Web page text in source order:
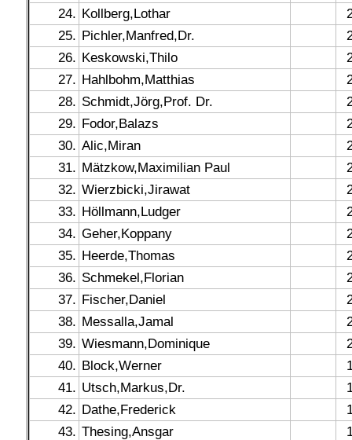
24. Kollberg,Lothar
25. Pichler,Manfred,Dr.
26. Keskowski,Thilo
27. Hahlbohm,Matthias
28. Schmidt,Jörg,Prof. Dr.
29. Fodor,Balazs
30. Alic,Miran
31. Mätzkow,Maximilian Paul
32. Wierzbicki,Jirawat
33. Höllmann,Ludger
34. Geher,Koppany
35. Heerde,Thomas
36. Schmekel,Florian
37. Fischer,Daniel
38. Messalla,Jamal
39. Wiesmann,Dominique
40. Block,Werner
41. Utsch,Markus,Dr.
42. Dathe,Frederick
43. Thesing,Ansgar